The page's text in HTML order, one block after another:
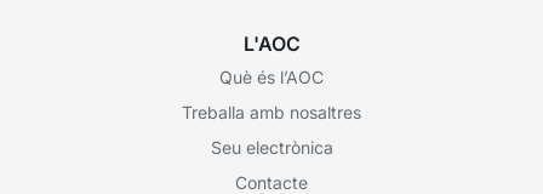
L'AOC
Què és l’AOC
Treballa amb nosaltres
Seu electrònica
Contacte